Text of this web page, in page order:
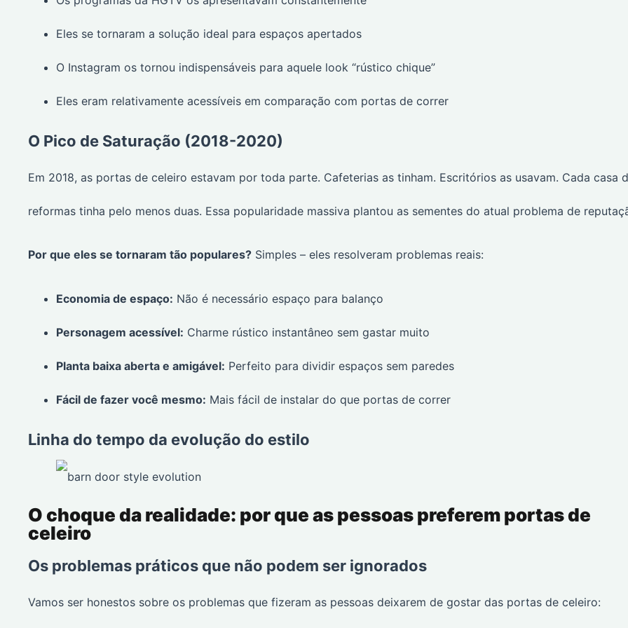
Eles se tornaram a solução ideal para espaços apertados
O Instagram os tornou indispensáveis para aquele look “rústico chique”
Eles eram relativamente acessíveis em comparação com portas de correr
O Pico de Saturação (2018-2020)
Em 2018, as portas de celeiro estavam por toda parte. Cafeterias as tinham. Escritórios as usavam. Cada casa
reformas tinha pelo menos duas. Essa popularidade massiva plantou as sementes do atual problema de
Por que eles se tornaram tão populares? Simples – eles resolveram problemas reais:
Economia de espaço: Não é necessário espaço para balanço
Personagem acessível: Charme rústico instantâneo sem gastar muito
Planta baixa aberta e amigável: Perfeito para dividir espaços sem paredes
Fácil de fazer você mesmo: Mais fácil de instalar do que portas de correr
Linha do tempo da evolução do estilo
O choque da realidade: por que as pessoas preferem portas de
celeiro
Os problemas práticos que não podem ser ignorados
Vamos ser honestos sobre os problemas que fizeram as pessoas deixarem de gostar das portas de celeiro: